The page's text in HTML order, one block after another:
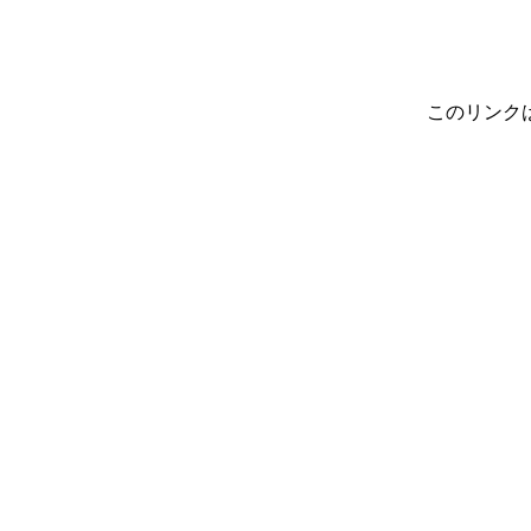
このリンク